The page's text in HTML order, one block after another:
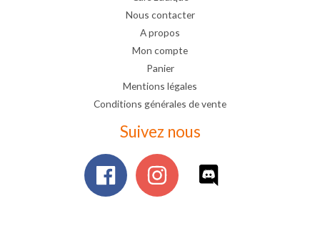
Nous contacter
A propos
Mon compte
Panier
Mentions légales
Conditions générales de vente
Suivez nous